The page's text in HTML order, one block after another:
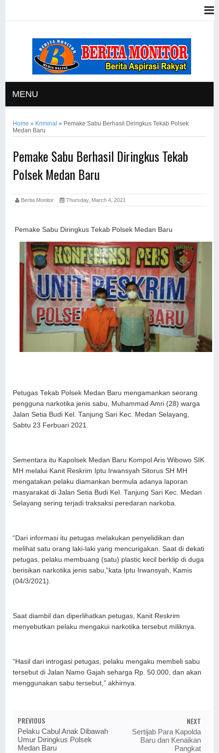
MENU
Home » Kriminal » Pemake Sabu Berhasil Diringkus Tekab Polsek
Medan Baru
Pemake Sabu Berhasil Diringkus Tekab
Polsek Medan Baru
Berita Monitor Thursday, March 4, 2021
Pemake Sabu Diringkus Tekab Polsek Medan Baru
Petugas Tekab Polsek Medan Baru mengamankan seorang
pengguna narkotika jenis sabu, Muhammad Amri (28) warga
Jalan Setia Budi Kel. Tanjung Sari Kec. Medan Selayang,
Sabtu 23 Ferbuari 2021.
Sementara itu Kapolsek Medan Baru Kompol Aris Wibowo SIK
MH melalui Kanit Reskrim Iptu Irwansyah Sitorus SH MH
mengatakan pelaku diamankan bermula adanya laporan
masyarakat di Jalan Setia Budi Kel. Tanjung Sari Kec. Medan
Selayang sering terjadi traksaksi peredaran narkoba.
“Dari informasi itu petugas melakukan penyelidikan dan
melihat satu orang laki-laki yang mencurigakan. Saat di dekati
petugas, pelaku membuang (satu) plastic kecil berklip di duga
berisikan narkotika jenis sabu,”kata Iptu Irwansyah, Kamis
(04/3/2021).
Saat diambil dan diperlihatkan petugas, Kanit Reskrim
menyebutkan pelaku mengakui narkotika tersebut miliknya.
“Hasil dari introgasi petugas, pelaku mengaku membeli sabu
tersebut di Jalan Namo Gajah seharga Rp. 50.000, dan akan
menggunakan sabu tersebut,” akhirnya.
PREVIOUS
Pelaku Cabul Anak Dibawah
Umur Diringkus Polsek
Medan Baru
NEXT
Sertijab Para Kapolda
Baru dan Kenaikan
Pangkat